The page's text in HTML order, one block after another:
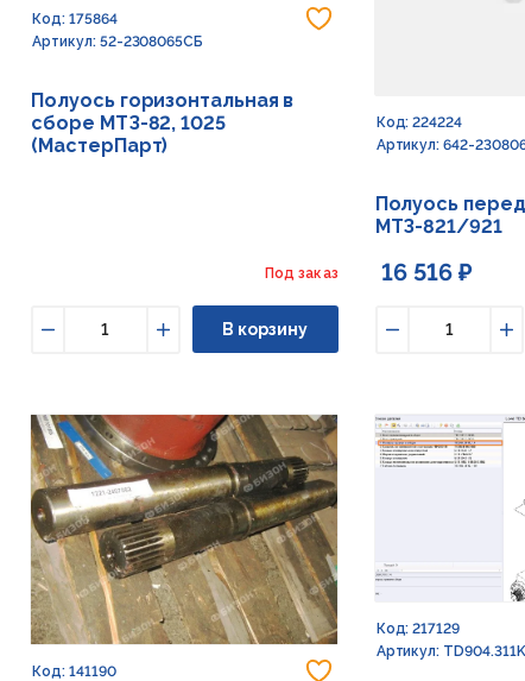
Добавить в избранное
Код: 175864
Артикул: 52-2308065СБ
Полуось горизонтальная в
сборе МТЗ-82, 1025
(МастерПарт)
Под заказ
Увеличить
В корзину
Код: 224224
Артикул: 642-
Полуось
МТЗ-821/921
16 516 ₽
Код: 141190
Код: 217129
Артикул: